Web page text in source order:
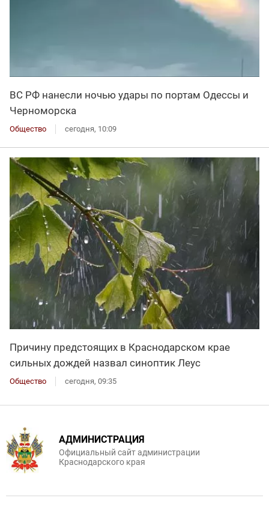
ВС РФ нанесли ночью удары по портам Одессы и
Черноморска
Общество сегодня, 10:09
Причину предстоящих в Краснодарском крае
сильных дождей назвал синоптик Леус
Общество сегодня, 09:35
АДМИНИСТРАЦИЯ
Официальный сайт администрации
Краснодарского края